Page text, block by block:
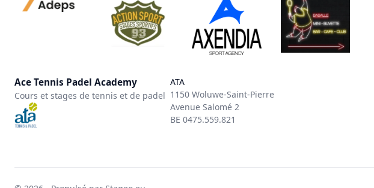
Ace Tennis Padel Academy
Cours et stages de tennis et de padel
ATA
1150 Woluwe-Saint-Pierre
Avenue Salomé 2
BE 0475.559.821